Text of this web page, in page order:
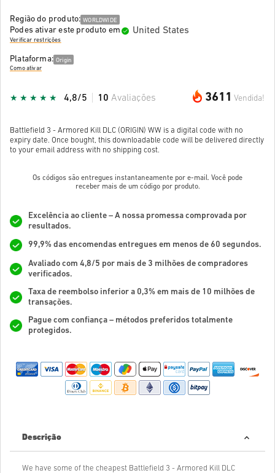
Região do produto: WORLDWIDE
Podes ativar este produto em United States
Verificar restrições
Plataforma: Origin
Como ativar
3611 Vendida!
4,8/5 10 Avaliações
Battlefield 3 - Armored Kill DLC (ORIGIN) WW is a digital code with no
expiry date. Once bought, this downloadable code will be delivered directly
to your email address with no shipping cost.
Os códigos são entregues instantaneamente por e-mail. Você pode
receber mais de um código por produto.
Excelência ao cliente – A nossa promessa comprovada por
resultados.
99,9% das encomendas entregues em menos de 60 segundos.
Avaliado com 4,8/5 por mais de 3 milhões de compradores
verificados.
Taxa de reembolso inferior a 0,3% em mais de 10 milhões de
transações.
Pague com confiança – métodos preferidos totalmente
protegidos.
Descrição
We have some of the cheapest Battlefield 3 - Armored Kill DLC